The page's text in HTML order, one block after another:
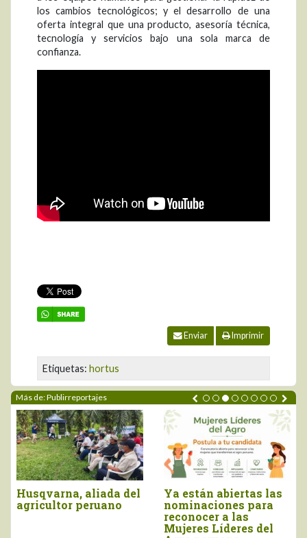
los cambios tecnológicos; y el desarrollo de una
oferta integral que una producto, asesoría técnica,
tecnología y servicios bajo una sola marca de
confianza.
Enviar Imprimir
Etiquetas: hortus
Más de: Publirreportajes
AGROFEST es el
movimiento que
Crece interés de
empresas por
participar en “Mujeres
Líderes del Agro”